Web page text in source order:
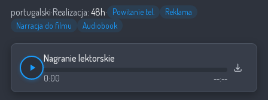
portugalski·Realizacja: 48h· Powitanie tel.
Reklama
Narracja do filmu
Audiobook
Nagranie lektorskie
0:00 --:--